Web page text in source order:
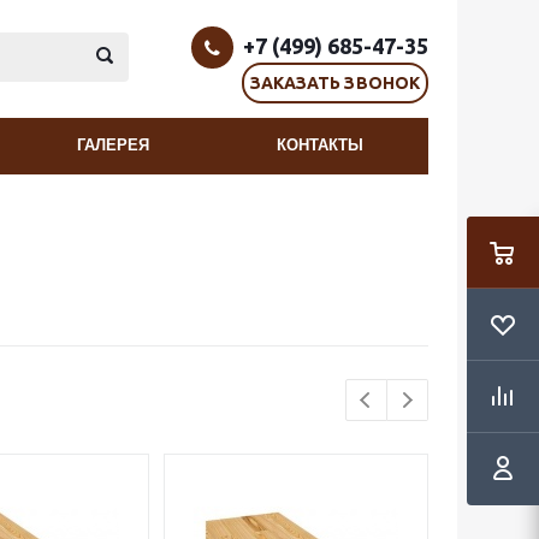
+7 (499) 685-47-35
ЗАКАЗАТЬ ЗВОНОК
ГАЛЕРЕЯ КОНТАКТЫ